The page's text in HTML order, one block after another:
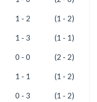
1 - 2 (1 - 2)
1 - 3 (1 - 1)
0 - 0 (2 - 2)
1 - 1 (1 - 2)
0 - 3 (1 - 2)